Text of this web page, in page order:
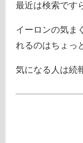
最近は検索です
イーロンの気ま
れるのはちょっ
気になる人は続